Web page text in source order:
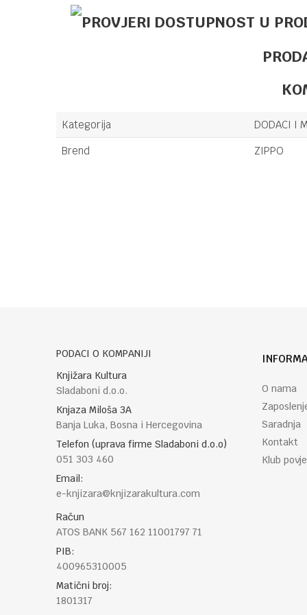
Kategorija
DODACI I
Brend
ZIPPO
PODACI O KOMPANIJI
Knjižara Kultura
Sladaboni d.o.o.
Knjaza Miloša 3A
Banja Luka, Bosna i Hercegovina
Telefon (uprava firme Sladaboni d.o.o)
051 303 460
Email:
e-knjizara@knjizarakultura.com
Račun
ATOS BANK 567 162 11001797 71
PIB:
400965310005
Matični broj:
1801317
O nama
Saradnja
Kontakt
Klub